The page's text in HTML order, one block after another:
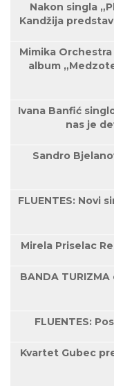
Nakon singla
Kandžija
Mimika
album
Ivana Banfić
nas je
Sandro
FLUENTES: Novi
Mirela Priselac
BANDA
FLUENTES:
Kvartet Gubec